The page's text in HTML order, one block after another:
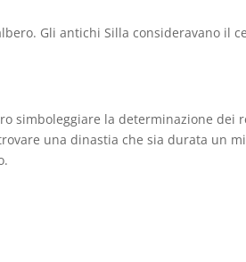
Gli antichi Silla consideravano il
simboleggiare la determinazione
una dinastia che sia durata un